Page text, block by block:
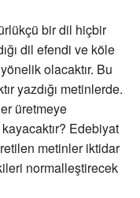
bir dil hiçbir
dil efendi ve köle
olacaktır. Bu
yazdığı metinlerde.
üretmeye
Edebiyat
metinler iktidar
normalleştirecek